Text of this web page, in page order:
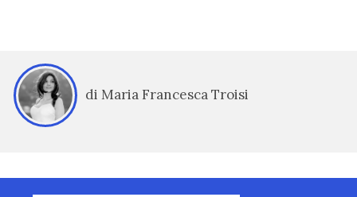
di Maria Francesca Troisi